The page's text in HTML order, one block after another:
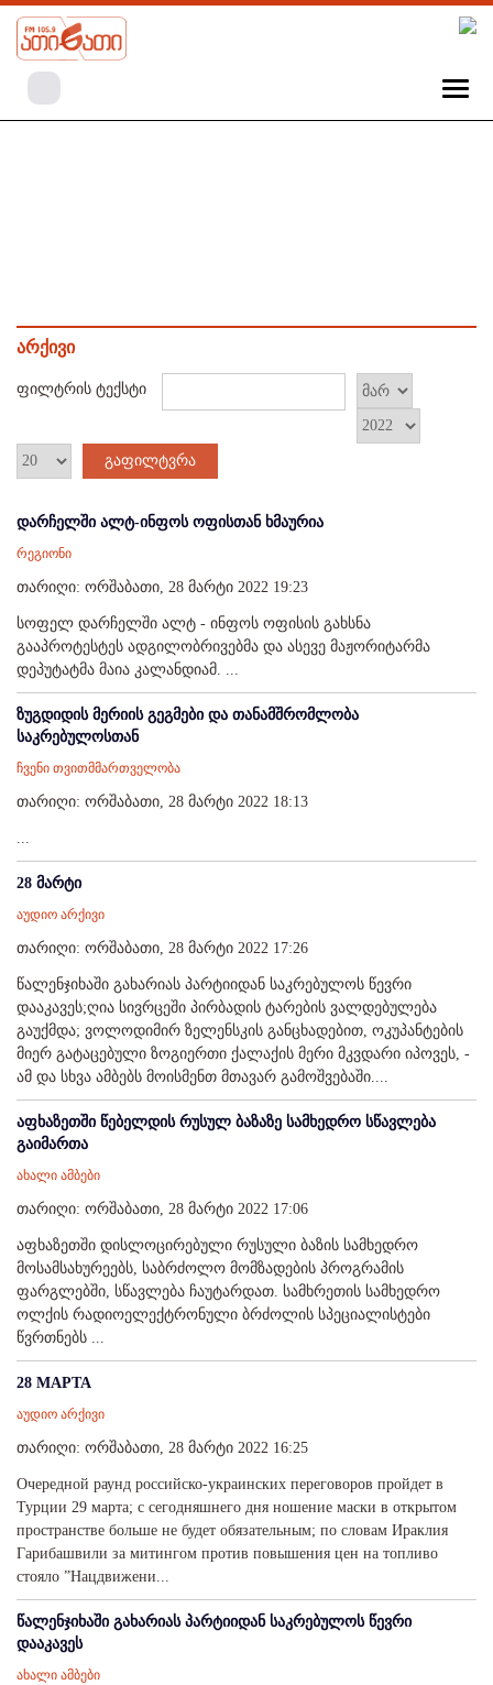
არქივი
ფილტრის ტექსტი
გაფილტვრა
დარჩელში ალტ-ინფოს ოფისთან ხმაურია
რეგიონი
თარიღი: ორშაბათი, 28 მარტი 2022 19:23
სოფელ დარჩელში ალტ - ინფოს ოფისის გახსნა
გააპროტესტეს ადგილობრივებმა და ასევე მაჟორიტარმა
დეპუტატმა მაია კალანდიამ. ...
ზუგდიდის მერიის გეგმები და თანამშრომლობა
საკრებულოსთან
ჩვენი თვითმმართველობა
თარიღი: ორშაბათი, 28 მარტი 2022 18:13
...
28 მარტი
აუდიო არქივი
თარიღი: ორშაბათი, 28 მარტი 2022 17:26
წალენჯიხაში გახარიას პარტიიდან საკრებულოს წევრი
დააკავეს;ღია სივრცეში პირბადის ტარების ვალდებულება
გაუქმდა; ვოლოდიმირ ზელენსკის განცხადებით, ოკუპანტების
მიერ გატაცებული ზოგიერთი ქალაქის მერი მკვდარი იპოვეს, -
ამ და სხვა ამბებს მოისმენთ მთავარ გამოშვებაში....
აფხაზეთში წებელდის რუსულ ბაზაზე სამხედრო სწავლება
გაიმართა
ახალი ამბები
თარიღი: ორშაბათი, 28 მარტი 2022 17:06
აფხაზეთში დისლოცირებული რუსული ბაზის სამხედრო
მოსამსახურეებს, საბრძოლო მომზადების პროგრამის
ფარგლებში, სწავლება ჩაუტარდათ. სამხრეთის სამხედრო
ოლქის რადიოელექტრონული ბრძოლის სპეციალისტები
წვრთნებს ...
28 МАРТА
აუდიო არქივი
თარიღი: ორშაბათი, 28 მარტი 2022 16:25
Очередной раунд российско-украинских переговоров пройдет в
Турции 29 марта; c сегодняшнего дня ношение маски в открытом
пространстве больше не будет обязательным; по словам Ираклия
Гарибашвили за митингом против повышения цен на топливо
стояло ”Нацдвижени...
წალენჯიხაში გახარიას პარტიიდან საკრებულოს წევრი
დააკავეს
ახალი ამბები